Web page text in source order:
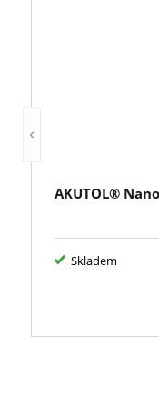
AKUTOL®
Skladem